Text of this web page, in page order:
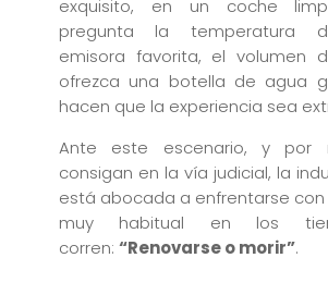
exquisito, en un coche
pregunta la temperatura
emisora favorita, el volumen
ofrezca una botella de agua
hacen que la experiencia sea
Ante este escenario, y por
consigan en la vía judicial, la
está abocada a enfrentarse con
muy habitual en los
corren: “Renovarse o morir”.